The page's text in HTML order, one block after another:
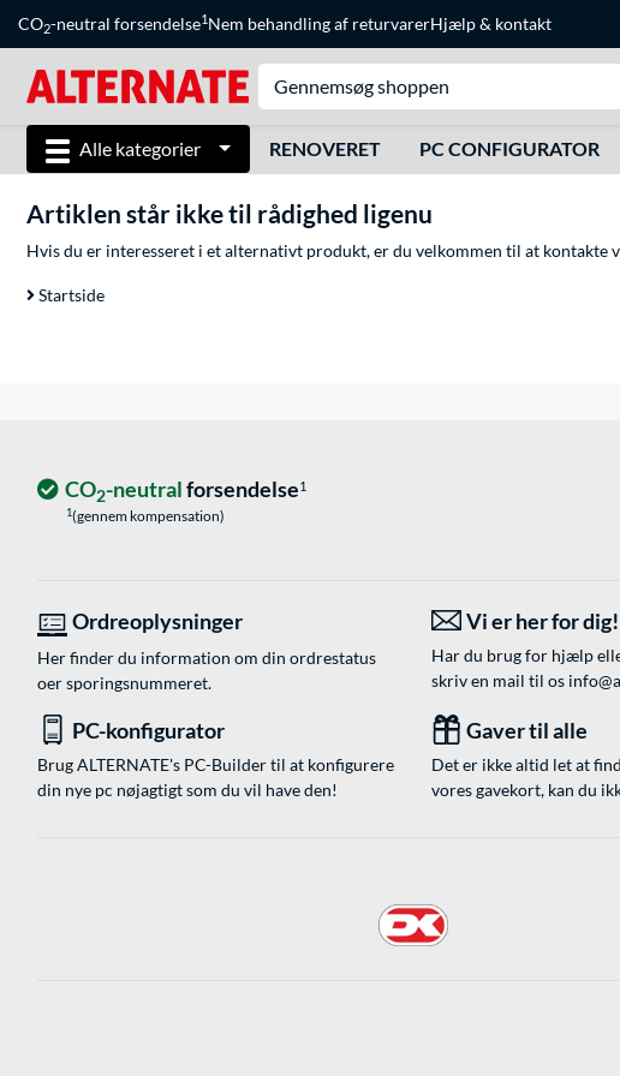
CO2-neutral forsendelse1Nem behandling af returvarerHjælp& kontakt
Alle kategorier RENOVERET PC CONFIGURATOR
Artiklen står ikke til rådighed ligenu
Hvis du er interesseret i et alternativt produkt, er du velkommen til at kontakte
Startside
CO2-neutralforsendelse1
1(gennem kompensation)
Ordreoplysninger
Her finder du information om din ordrestatus
oer sporingsnummeret.
Vi er her for dig!
Har du brug for hjælp
skriv en mail til os
PC-konfigurator
Brug ALTERNATE's PC-Builder til at konfigurere
din nye pc nøjagtigt som du vil have den!
Gaver til alle
Det er ikke altid let at
vores gavekort, kan du